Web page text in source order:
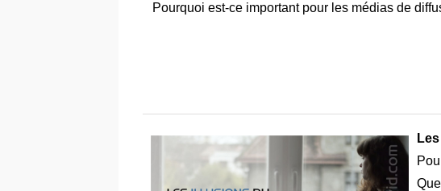
Pourquoi est-ce important pour les médias de